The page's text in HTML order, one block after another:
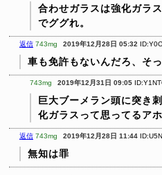
合わせガラスは強化ガラ
でググれ。
返信 743mg 2019年12月28日 05:32
車も免許もないんだろ、そ
743mg 2019年12月31日 09:05
巨大ブーメラン頭に突き
化ガラスって思ってるア
返信 743mg 2019年12月28日 11:44
無知は罪